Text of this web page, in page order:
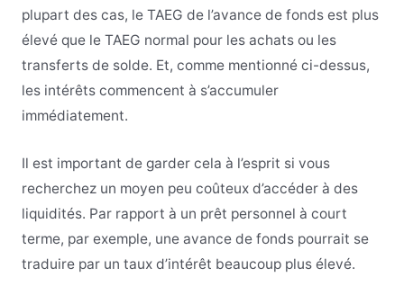
plupart des cas, le TAEG de l’avance de fonds est plus
élevé que le TAEG normal pour les achats ou les
transferts de solde. Et, comme mentionné ci-dessus,
les intérêts commencent à s’accumuler
immédiatement.
Il est important de garder cela à l’esprit si vous
recherchez un moyen peu coûteux d’accéder à des
liquidités. Par rapport à un prêt personnel à court
terme, par exemple, une avance de fonds pourrait se
traduire par un taux d’intérêt beaucoup plus élevé.